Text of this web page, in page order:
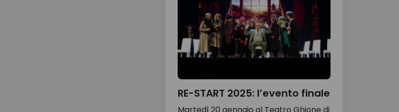
RE-START 2025: l’evento finale
Martedì 20 gennaio al Teatro Ghione di